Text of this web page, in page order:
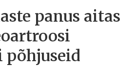
panus aitas
põhjuseid